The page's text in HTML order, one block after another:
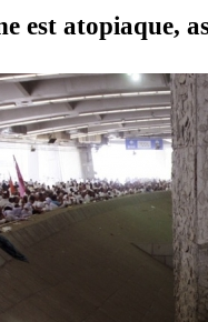
est atopiaque,